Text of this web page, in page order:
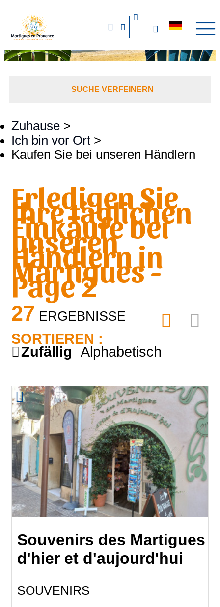
SUCHE VERFEINERN
Zuhause >
Ich bin vor Ort >
Kaufen Sie bei unseren Händlern
Erledigen Sie
Ihre täglichen
Einkäufe bei
unseren
Händlern in
Martigues -
Page 2
27 ERGEBNISSE
SORTIEREN :
Zufällig
Alphabetisch
Souvenirs des Martigues
d'hier et d'aujourd'hui
SOUVENIRS